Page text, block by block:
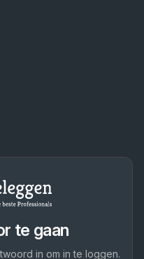
te gaan
in om in te loggen.